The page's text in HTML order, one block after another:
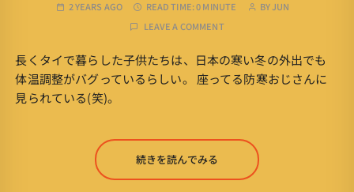
2 YEARS AGO READ TIME:0 MINUTE BYJUN
LEAVE A COMMENT
長くタイで暮らした子供たちは、日本の寒い冬の外出でも
体温調整がバグっているらしい。 座ってる防寒おじさんに
見られている(笑)。
続きを読んでみる